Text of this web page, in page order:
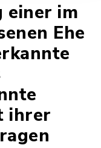
einer im
Ehe
ihrer